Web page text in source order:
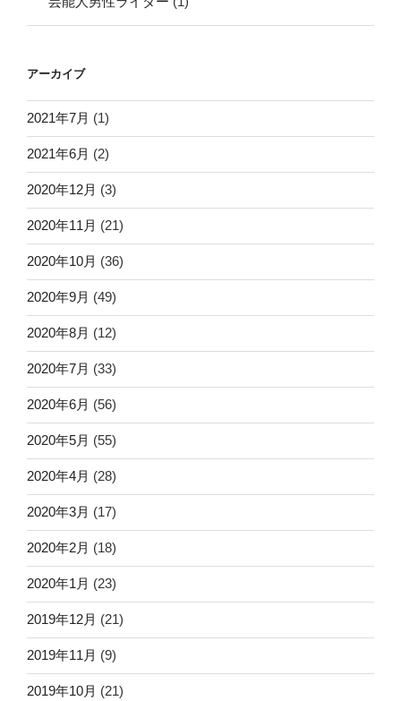
アーカイブ
2021年7月 (1)
2021年6月 (2)
2020年12月 (3)
2020年11月 (21)
2020年10月 (36)
2020年9月 (49)
2020年8月 (12)
2020年7月 (33)
2020年6月 (56)
2020年5月 (55)
2020年4月 (28)
2020年3月 (17)
2020年2月 (18)
2020年1月 (23)
2019年12月 (21)
2019年11月 (9)
2019年10月 (21)